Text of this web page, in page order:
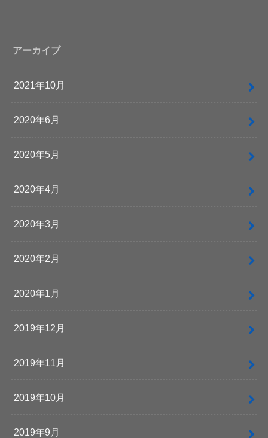
アーカイブ
2021年10月
2020年6月
2020年5月
2020年4月
2020年3月
2020年2月
2020年1月
2019年12月
2019年11月
2019年10月
2019年9月